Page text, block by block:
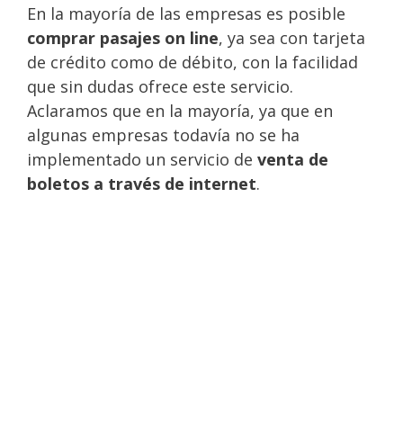
En la mayoría de las empresas es posible
comprar pasajes on line, ya sea con tarjeta
de crédito como de débito, con la facilidad
que sin dudas ofrece este servicio.
Aclaramos que en la mayoría, ya que en
algunas empresas todavía no se ha
implementado un servicio de venta de
boletos a través de internet.